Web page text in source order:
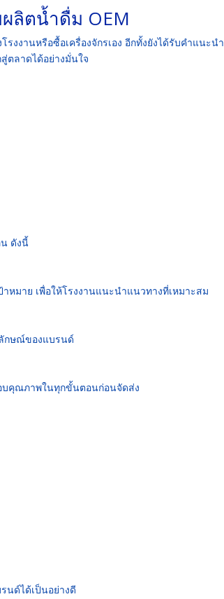
ลิตน้ำดื่ม OEM
งงานหรือซื้อเครื่องจักรเอง อีกทั้งยังได้รับคำแนะน
ตลาดได้อย่างมั่นใจ
ดังนี้
หมาย เพื่อให้โรงงานแนะนำแนวทางที่เหมาะสม
กษณ์ของแบรนด์
บคุณภาพในทุกขั้นตอนก่อนจัดส่ง
นด์ได้เป็นอย่างดี